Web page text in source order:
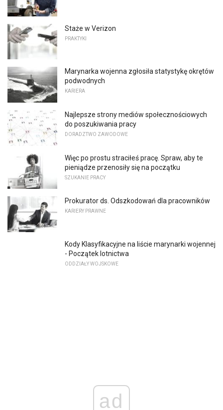
Staże w Verizon
PRAKTYKI
Marynarka wojenna zgłosiła statystykę okrętów
podwodnych
KARIERA
Najlepsze strony mediów społecznościowych
do poszukiwania pracy
DORADZTWO ZAWODOWE
Więc po prostu straciłeś pracę. Spraw, aby te
pieniądze przenosiły się na początku
SZUKANIE PRACY
Prokurator ds. Odszkodowań dla pracowników
KARIERY PRAWNE
Kody Klasyfikacyjne na liście marynarki wojennej
- Początek lotnictwa
ODDZIAŁY WOJSKOWE
ad